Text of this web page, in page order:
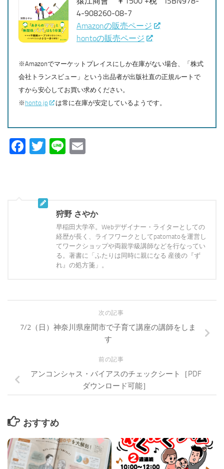
4-908260-08-7
Amazonの販売ページ
hontoの販売ページ
※Amazonでマーケットプレイスにしか在庫がない場合、「株式
会社トランスビュー」という出品者が出版社直の正規ルートで
すから安心してお買い求めください。
※ honto.jp は常に在庫が安定しているようです。
Facebook
Twitter
Line
狩野 さやか
早稲田大学卒。Webデザイナー・ライターとしての
経歴が長く、ライフワークとしてpatomatoを運営し
てワークショップや両親学級講師などを行なってい
る。著書に「ふたりは同時に親になる 産後の『ず
れ』の処方箋」。
次の記事
7/2（日）神奈川県座間市で子育て講座の講師をしま
す
前の記事
アンコンシャス・バイアスのチェックシート［PDF
ダウンロード可能］
おすすめ